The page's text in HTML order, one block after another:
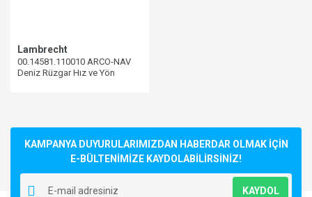
Lambrecht
00.14581.110010 ARCO-NAV
Deniz Rüzgar Hız ve Yön
KAMPANYA DUYURULARIMIZDAN HABERDAR OLMAK İÇİN
E-BÜLTENİMİZE KAYDOLABİLİRSİNİZ!
KAYDOL